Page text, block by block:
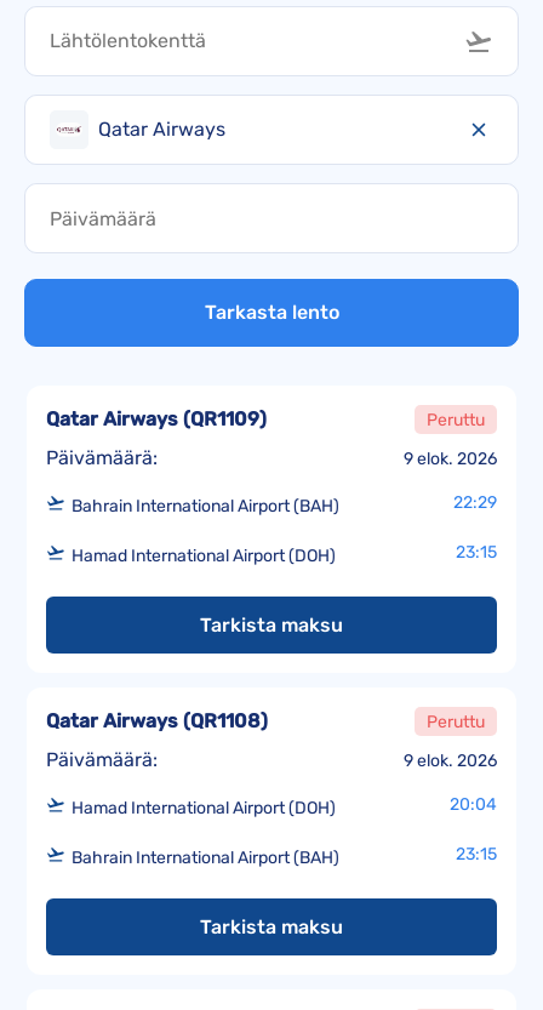
Qatar Airways
Tarkasta lento
Päivämäärä: 9 elok. 2026
Qatar Airways (QR1109) Peruttu
Bahrain International Airport (BAH) 22:29
Hamad International Airport (DOH) 23:15
Tarkista maksu
Päivämäärä: 9 elok. 2026
Qatar Airways (QR1108) Peruttu
Hamad International Airport (DOH) 20:04
Bahrain International Airport (BAH) 23:15
Tarkista maksu